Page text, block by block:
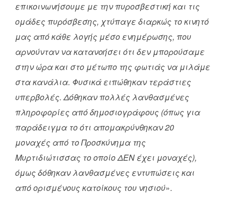
επικοινωνήσουμε με την πυροσβεστική και τις
ομάδες πυρόσβεσης, χτύπαγε διαρκώς το κινητό
μας από κάθε λογής μέσο ενημέρωσης, που
αρνούνταν να κατανοήσει ότι δεν μπορούσαμε
στην ώρα και στο μέτωπο της φωτιάς να μιλάμε
στα κανάλια. Φυσικά ειπώθηκαν τεράστιες
υπερβολές. Δόθηκαν πολλές λανθασμένες
πληροφορίες από δημοσιογράφους (όπως για
παράδειγμα το ότι απομακρύνθηκαν 20
μοναχές από το Προσκύνημα της
Μυρτιδιώτισσας το οποίο ΔΕΝ έχει μοναχές),
όμως δόθηκαν λανθασμένες εντυπώσεις και
από ορισμένους κατοίκους του νησιού».